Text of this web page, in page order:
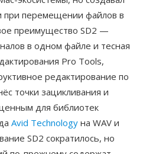
при перемещении файлов в
преимущество SD2 —
в одном файле и тесная
Pro Tools,
редактирование по
точки зацикливания и
для библиотек
Avid Technology на WAV и
SD2 сократилось, но